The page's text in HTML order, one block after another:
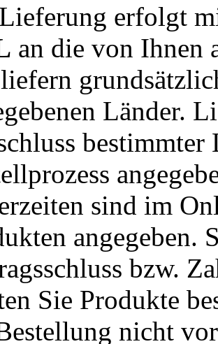
erfolgt
an die von Ihnen
Länder.
sind im
angegeben.
bzw.
Sie Produkte
nicht